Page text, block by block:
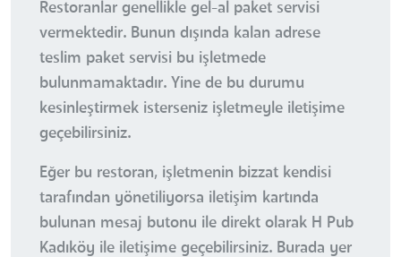
Restoranlar genellikle gel-al paket servisi
vermektedir. Bunun dışında kalan adrese
teslim paket servisi bu işletmede
bulunmamaktadır. Yine de bu durumu
kesinleştirmek isterseniz işletmeyle iletişime
geçebilirsiniz.
Eğer bu restoran, işletmenin bizzat kendisi
tarafından yönetiliyorsa iletişim kartında
bulunan mesaj butonu ile direkt olarak H Pub
Kadıköy ile iletişime geçebilirsiniz. Burada yer